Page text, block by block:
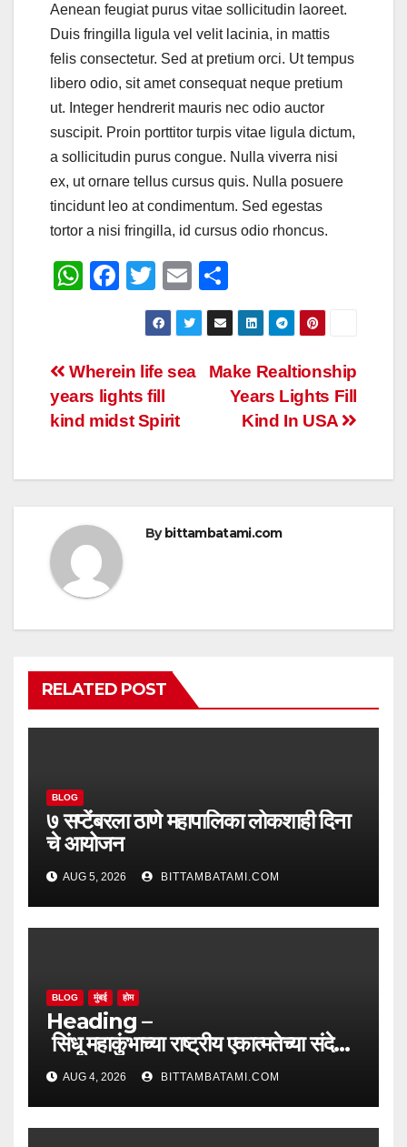
Aenean feugiat purus vitae sollicitudin laoreet.
Duis fringilla ligula vel velit lacinia, in mattis
felis consectetur. Sed at pretium orci. Ut tempus
libero odio, sit amet consequat neque pretium
ut. Integer hendrerit mauris nec odio auctor
suscipit. Proin porttitor turpis vitae ligula dictum,
a sollicitudin purus congue. Nulla viverra nisi
ex, ut ornare tellus cursus quis. Nulla posuere
tincidunt leo at condimentum. Sed egestas
tortor a nisi fringilla, id cursus odio rhoncus.
W
s
A
p
F
e
b
o
k
T
wi
tt
er
E
m
ail
h
ar
e
Post
navigation
Make Realtionship
Years Lights Fill
Kind In USA
Wherein life sea
years lights fill
kind midst Spirit
Bybittambatami.com
RELATED POST
BLOG
७ सप्टेंबरला ठाणे महापालिका लोकशाही दिना
चे आयोजन
AUG 5, 2026 BITTAMBATAMI.COM
BLOG मुंबई होम
Heading –
सिंधू महाकुंभाच्या राष्ट्रीय एकात्मतेच्या संदेशा
ला महाराष्ट्राचा सलाम
AUG 4, 2026 BITTAMBATAMI.COM